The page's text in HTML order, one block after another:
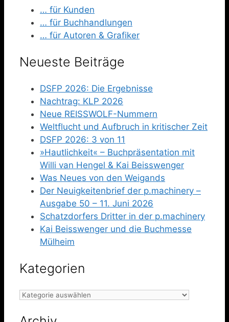
… für Kunden
… für Buchhandlungen
… für Autoren & Grafiker
Neueste Beiträge
DSFP 2026: Die Ergebnisse
Nachtrag: KLP 2026
Neue REISSWOLF-Nummern
Weltflucht und Aufbruch in kritischer Zeit
DSFP 2026: 3 von 11
»Hautlichkeit« – Buchpräsentation mit
Willi van Hengel & Kai Beisswenger
Was Neues von den Weigands
Der Neuigkeitenbrief der p.machinery –
Ausgabe 50 – 11. Juni 2026
Schatzdorfers Dritter in der p.machinery
Kai Beisswenger und die Buchmesse
Mülheim
Kategorien
Kategorien